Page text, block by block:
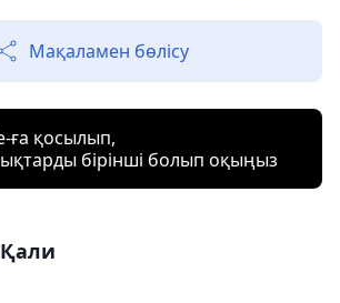
Мақаламен бөлісу
ға қосылып,
бірінші болып оқыңыз